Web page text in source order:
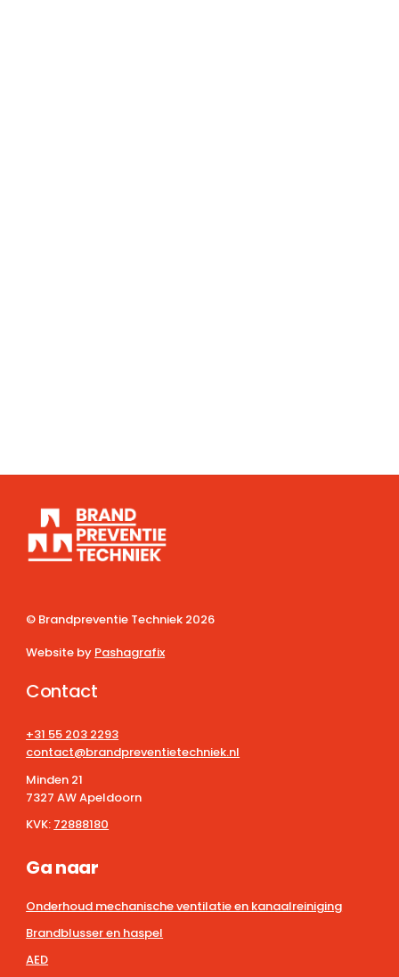
© Brandpreventie Techniek 2026
Website by Pashagrafix
Contact
+31 55 203 2293
contact@brandpreventietechniek.nl
Minden 21
7327 AW Apeldoorn
KVK: 72888180
Ga naar
Onderhoud mechanische ventilatie en kanaalreiniging
Brandblusser en haspel
AED